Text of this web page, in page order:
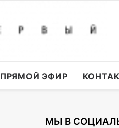
ПРЯМОЙ ЭФИР
МЫ В